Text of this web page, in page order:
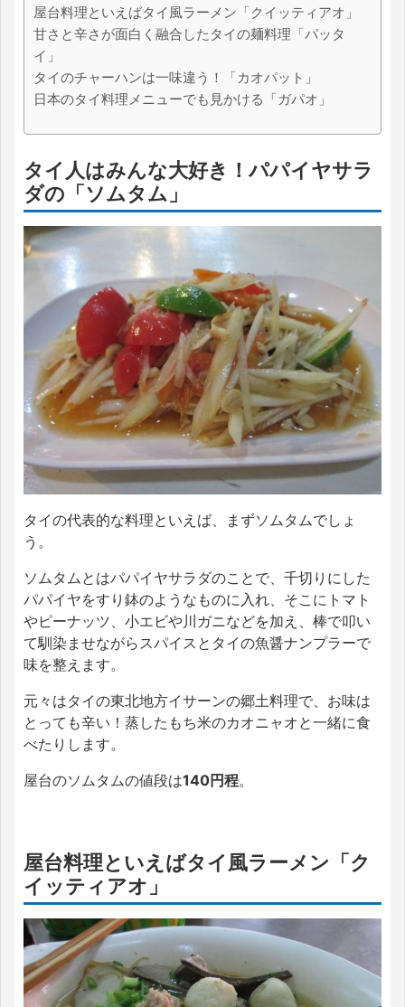
屋台料理といえばタイ風ラーメン「クイッティアオ」
甘さと辛さが面白く融合したタイの麺料理「パッタ
イ」
タイのチャーハンは一味違う！「カオパット」
日本のタイ料理メニューでも見かける「ガパオ」
タイ人はみんな大好き！パパイヤサラ
ダの「ソムタム」
タイの代表的な料理といえば、まずソムタムでしょ
う。
ソムタムとはパパイヤサラダのことで、千切りにした
パパイヤをすり鉢のようなものに入れ、そこにトマト
やピーナッツ、小エビや川ガニなどを加え、棒で叩い
て馴染ませながらスパイスとタイの魚醤ナンプラーで
味を整えます。
元々はタイの東北地方イサーンの郷土料理で、お味は
とっても辛い！蒸したもち米のカオニャオと一緒に食
べたりします。
屋台のソムタムの値段は140円程。
屋台料理といえばタイ風ラーメン「ク
イッティアオ」